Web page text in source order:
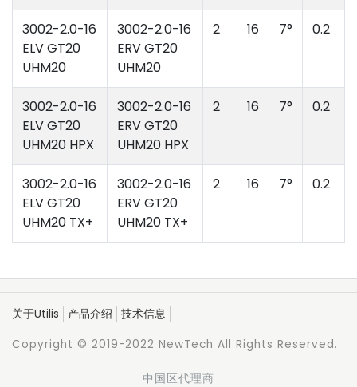
3002-2.0-16
ELV GT20
UHM20
3002-2.0-16
ERV GT20
UHM20
2 16 7° 0.2
3002-2.0-16
ELV GT20
UHM20 HPX
3002-2.0-16
ERV GT20
UHM20 HPX
2 16 7° 0.2
3002-2.0-16
ELV GT20
UHM20 TX+
3002-2.0-16
ERV GT20
UHM20 TX+
2 16 7° 0.2
关于Utilis 产品介绍 技术信息
Copyright © 2019-2022 NewTech All Rights Reserved.
中国区代理商